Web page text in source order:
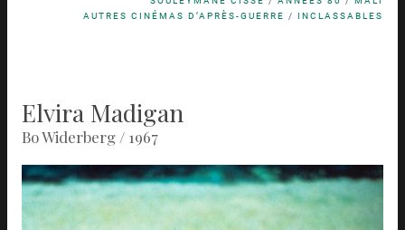
AUTRES CINÉMAS D’APRÈS-GUERRE /INCLASSABLES
Elvira Madigan
Bo Widerberg / 1967